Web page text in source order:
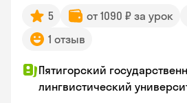
5 от 1090 ₽ за урок
1 отзыв
Пятигорский
лингвистический